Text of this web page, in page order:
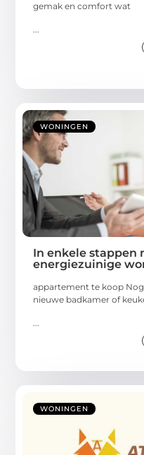
gemak en comfort wat
WONINGEN
In enkele stappen
energiezuinige
appartement te koop
nieuwe badkamer of
WONINGEN